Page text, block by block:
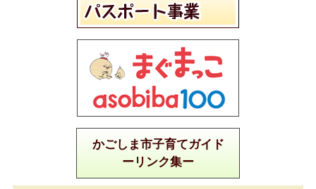
かごしま市子育てガイド
ーリンク集ー